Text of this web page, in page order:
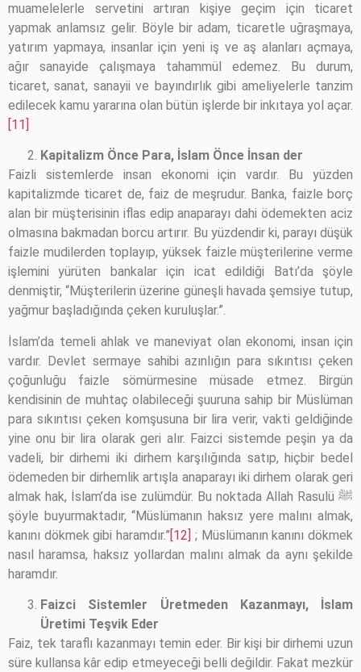
muamelelerle servetini artıran kişiye geçim için ticaret
yapmak anlamsız gelir. Böyle bir adam, ticaretle uğraşmaya,
yatırım yapmaya, insanlar için yeni iş ve aş alanları açmaya,
ağır sanayide çalışmaya tahammül edemez. Bu durum,
ticaret, sanat, sanayii ve bayındırlık gibi ameliyelerle tanzim
edilecek kamu yararına olan bütün işlerde bir inkıtaya yol açar.
[11]
Kapitalizm Önce Para, İslam Önce İnsan der
Faizli sistemlerde insan ekonomi için vardır. Bu yüzden
kapitalizmde ticaret de, faiz de meşrudur. Banka, faizle borç
alan bir müşterisinin iflas edip anaparayı dahi ödemekten aciz
olmasına bakmadan borcu artırır. Bu yüzdendir ki, parayı düşük
faizle mudilerden toplayıp, yüksek faizle müşterilerine verme
işlemini yürüten bankalar için icat edildiği Batı’da şöyle
denmiştir, “Müşterilerin üzerine güneşli havada şemsiye tutup,
yağmur başladığında çeken kuruluşlar.”.
İslam’da temeli ahlak ve maneviyat olan ekonomi, insan için
vardır. Devlet sermaye sahibi azınlığın para sıkıntısı çeken
çoğunluğu faizle sömürmesine müsade etmez. Birgün
kendisinin de muhtaç olabileceği şuuruna sahip bir Müslüman
para sıkıntısı çeken komşusuna bir lira verir, vakti geldiğinde
yine onu bir lira olarak geri alır. Faizci sistemde peşin ya da
vadeli, bir dirhemi iki dirhem karşılığında satıp, hiçbir bedel
ödemeden bir dirhemlik artışla anaparayı iki dirhem olarak geri
almak hak, İslam’da ise zulümdür. Bu noktada Allah Rasulü ﷺ
şöyle buyurmaktadır, “Müslümanın haksız yere malını almak,
kanını dökmek gibi haramdır.”[12] ; Müslümanın kanını dökmek
nasıl haramsa, haksız yollardan malını almak da aynı şekilde
haramdır.
Faizci Sistemler Üretmeden Kazanmayı, İslam
Üretimi Teşvik Eder
Faiz, tek taraflı kazanmayı temin eder. Bir kişi bir dirhemi uzun
süre kullansa kâr edip etmeyeceği belli değildir. Fakat mezkür